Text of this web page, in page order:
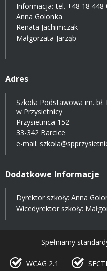
Informacja: tel. +48 18 448
Anna Golonka
Renata Jachimczak
Małgorzata Jarząb
Adres
Szkoła Podstawowa im.
w Przysietnicy
Przysietnica 152
33-342 Barcice
e-mail:
Dodatkowe Informacje
Dyrektor szkoły: Anna
Wicedyrektor szkoły:
Spełniamy
WCAG 2.1